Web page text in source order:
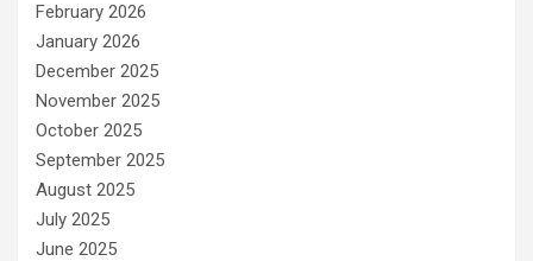
February 2026
January 2026
December 2025
November 2025
October 2025
September 2025
August 2025
July 2025
June 2025